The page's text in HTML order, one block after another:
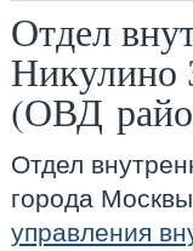
Отдел
Никулино
(ОВД
Отдел
города Москвы
управления